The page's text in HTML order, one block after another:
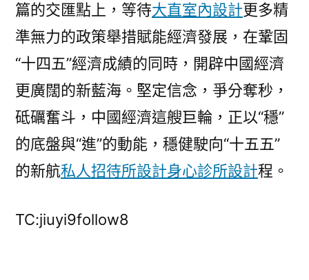
篇的交匯點上，等待大直室內設計更多精
準無力的政策舉措賦能經濟發展，在鞏固
“十四五”經濟成績的同時，開辟中國經濟
更廣闊的新藍海。堅定信念，爭分奪秒，
砥礪奮斗，中國經濟這艘巨輪，正以“穩”
的底盤與“進”的動能，穩健駛向“十五五”
的新航私人招待所設計身心診所設計程。
TC:jiuyi9follow8